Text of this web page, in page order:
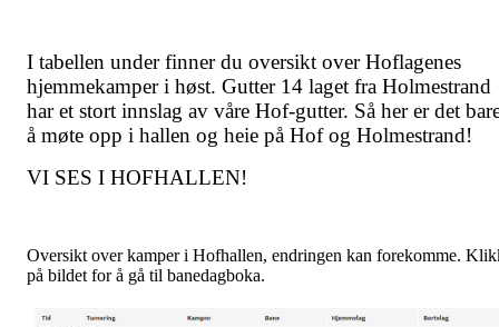
I tabellen under finner du oversikt over Hoflagenes
hjemmekamper i høst. Gutter 14 laget fra Holmestrand
har et stort innslag av våre Hof-gutter. Så her er det
å møte opp i hallen og heie på Hof og Holmestrand!
VI SES I HOFHALLEN!
Oversikt over kamper i Hofhallen, endringen kan forekomme.
på bildet for å gå til banedagboka.